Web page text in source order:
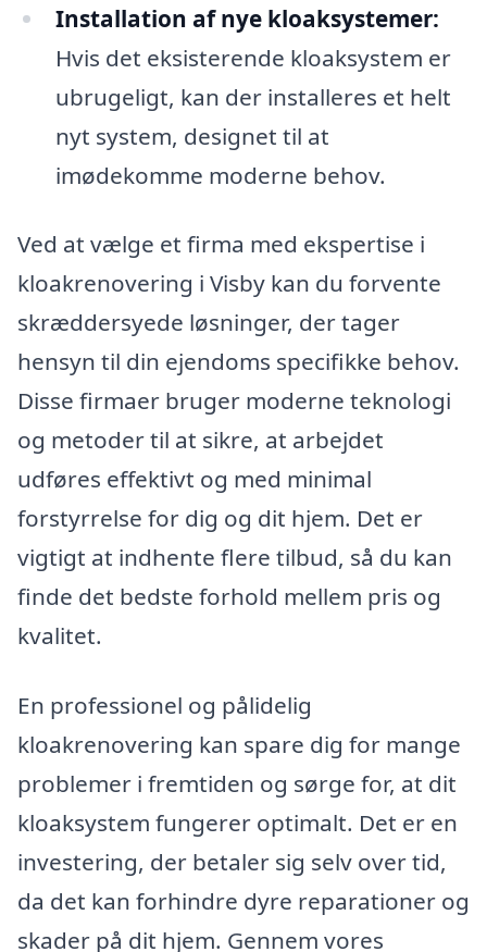
Installation af nye kloaksystemer:
Hvis det eksisterende kloaksystem er
ubrugeligt, kan der installeres et helt
nyt system, designet til at
imødekomme moderne behov.
Ved at vælge et firma med ekspertise i
kloakrenovering i Visby kan du forvente
skræddersyede løsninger, der tager
hensyn til din ejendoms specifikke behov.
Disse firmaer bruger moderne teknologi
og metoder til at sikre, at arbejdet
udføres effektivt og med minimal
forstyrrelse for dig og dit hjem. Det er
vigtigt at indhente flere tilbud, så du kan
finde det bedste forhold mellem pris og
kvalitet.
En professionel og pålidelig
kloakrenovering kan spare dig for mange
problemer i fremtiden og sørge for, at dit
kloaksystem fungerer optimalt. Det er en
investering, der betaler sig selv over tid,
da det kan forhindre dyre reparationer og
skader på dit hjem. Gennem vores